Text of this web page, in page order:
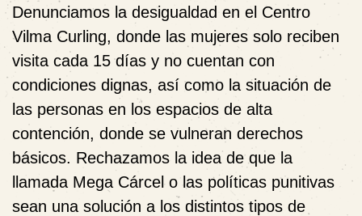
Denunciamos la desigualdad en el Centro
Vilma Curling, donde las mujeres solo reciben
visita cada 15 días y no cuentan con
condiciones dignas, así como la situación de
las personas en los espacios de alta
contención, donde se vulneran derechos
básicos. Rechazamos la idea de que la
llamada Mega Cárcel o las políticas punitivas
sean una solución a los distintos tipos de